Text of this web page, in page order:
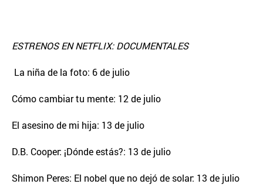
ESTRENOS EN NETFLIX: DOCUMENTALES
La niña de la foto: 6 de julio
Cómo cambiar tu mente: 12 de julio
El asesino de mi hija: 13 de julio
D.B. Cooper: ¡Dónde estás?: 13 de julio
Shimon Peres: El nobel que no dejó de solar: 13 de julio